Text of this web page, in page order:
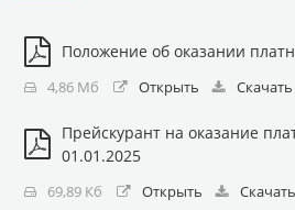
Положение об оказании
4,86 Мб Открыть Скачать
Прейскурант на оказание
01.01.2025
69,89 Кб Открыть Скачать